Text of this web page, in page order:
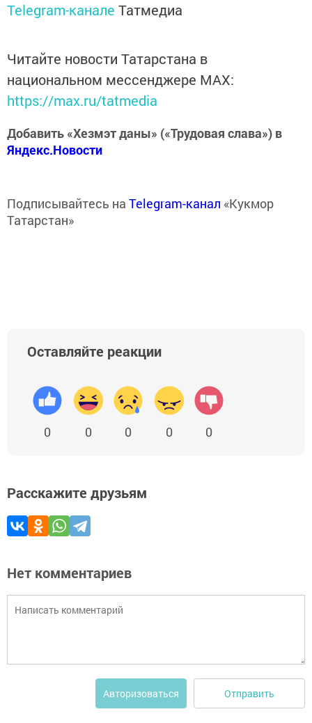
Telegram-канале Татмедиа
Читайте новости Татарстана в
национальном мессенджере MАХ:
https://max.ru/tatmedia
Добавить «Хезмэт даны» («Трудовая слава») в
Яндекс.Новости
Подписывайтесь на Telegram-канал «Кукмор
Татарстан»
Оставляйте реакции
0 0 0 0 0
Расскажите друзьям
Нет комментариев
Авторизоваться Отправить